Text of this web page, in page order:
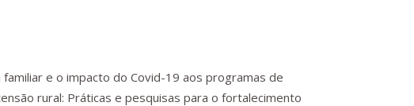
e o impacto do Covid-19 aos programas de
rural: Práticas e pesquisas para o fortalecimento